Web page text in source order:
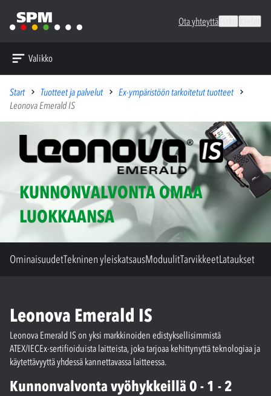
Ota yhteyttä
Valikko
Start Tuotteet ja palvelut
Ex-ympäristöön tarkoitetut tuotteet
Leonova Emerald IS
KUNNONVALVONTA OMAA
LUOKKAANSA
OminaisuudetTekninen yleiskatsausModuulitTarvikkeetLataukset
Leonova Emerald IS
Leonova Emerald IS on yksi markkinoiden edistyksellisimmistä
ATEX/IECEx-sertifioiduista laitteista, joka tarjoaa kehittynyttä teknologiaa ja
käytettävyyttä yhdessä kannettavassa laitteessa.
Kunnonvalvonta vyöhykkeillä 0 - 1 - 2